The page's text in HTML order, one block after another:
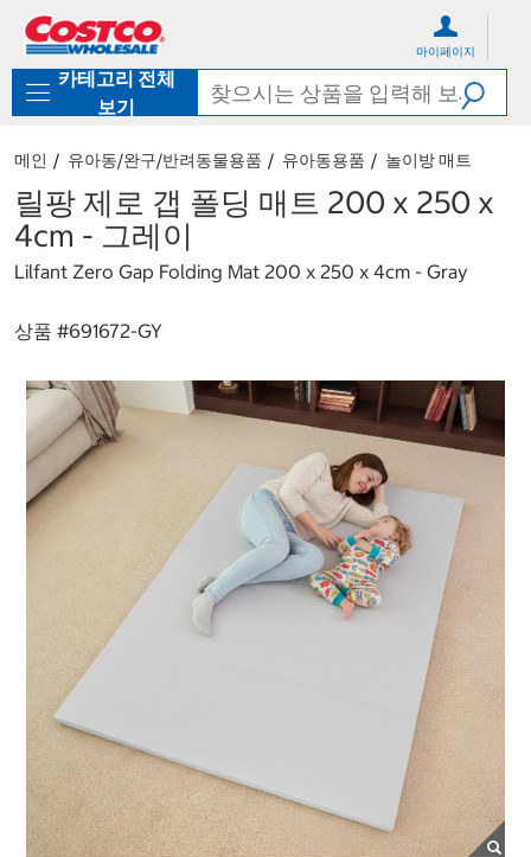
로
기
가
마이페이지
카테고리 전체
보기
메인 유아동/완구/반려동물용품 유아동용품 놀이방 매트
릴팡 제로 갭 폴딩 매트 200 x 250 x
4cm - 그레이
Lilfant Zero Gap Folding Mat 200 x 250 x 4cm - Gray
상품 #691672-GY